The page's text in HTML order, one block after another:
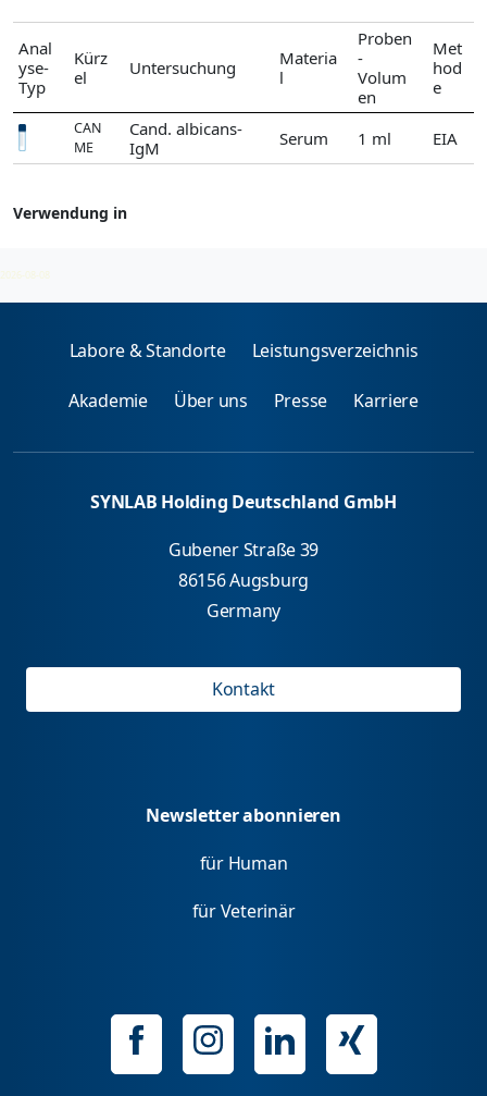
Anal
yse-
Typ
Kürz
el
Untersuchung
Materia
l
Proben
-
Volum
en
Met
hod
e
CAN
ME
Cand. albicans-
IgM
Serum 1 ml EIA
Verwendung in
2026-08-08
Labore & Standorte Leistungsverzeichnis
Akademie Über uns Presse Karriere
SYNLAB Holding Deutschland GmbH
Gubener Straße 39
86156 Augsburg
Germany
Kontakt
Newsletter abonnieren
für Human
für Veterinär